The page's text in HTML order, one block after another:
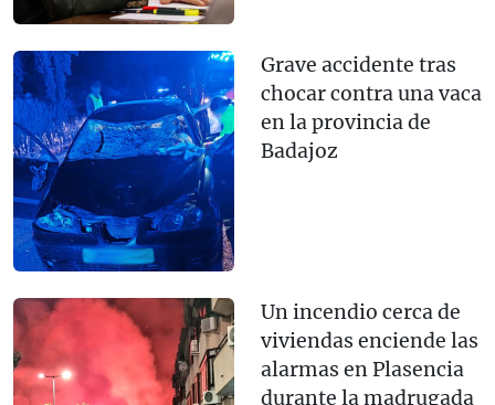
Grave accidente tras
chocar contra una vaca
en la provincia de
Badajoz
Un incendio cerca de
viviendas enciende las
alarmas en Plasencia
durante la madrugada